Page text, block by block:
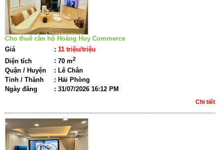
Cho thuê căn hộ Hoàng Huy Commerce
Giá
: 11 triệu/triệu
Diện tích
: 70 m2
Quận / Huyện : Lê Chân
Tỉnh / Thành
: Hải Phòng
Ngày đăng
: 31/07/2026 16:12 PM
Chi tiết